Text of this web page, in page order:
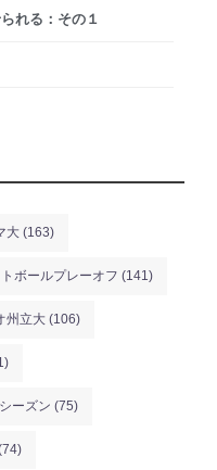
れる：その１
大 (163)
ボールプレーオフ (141)
州立大 (106)
ーズン (75)